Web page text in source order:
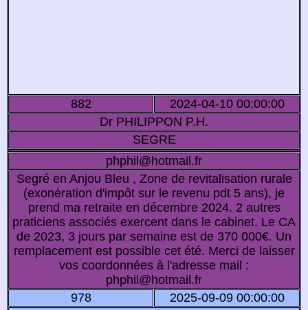
882
2024-04-10 00:00:00
Dr PHILIPPON P.H.
SEGRE
phphil@hotmail.fr
Segré en Anjou Bleu , Zone de revitalisation rurale
(exonération d'impôt sur le revenu pdt 5 ans), je
prend ma retraite en décembre 2024. 2 autres
praticiens associés exercent dans le cabinet. Le CA
de 2023, 3 jours par semaine est de 370 000€. Un
remplacement est possible cet été. Merci de laisser
vos coordonnées à l'adresse mail :
phphil@hotmail.fr
978
2025-09-09 00:00:00